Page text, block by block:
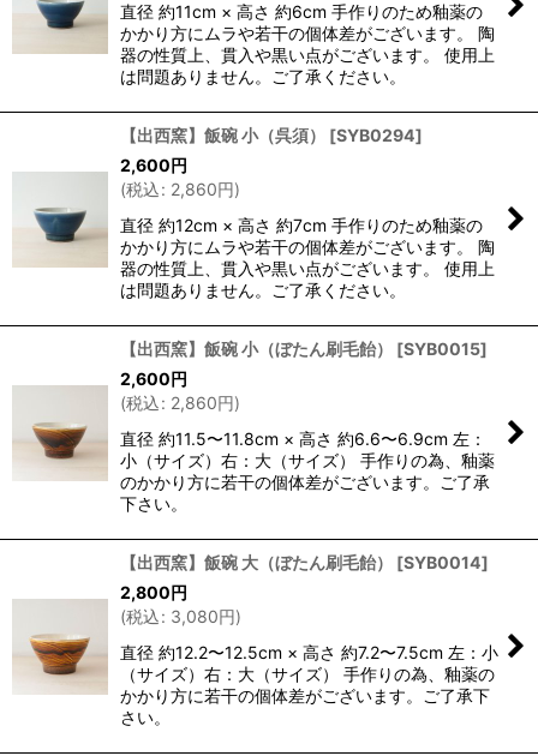
直径 約11cm × 高さ 約6cm 手作りのため釉薬の
かかり方にムラや若干の個体差がございます。 陶
器の性質上、貫入や黒い点がございます。 使用上
は問題ありません。ご了承ください。
【出西窯】飯碗 小（呉須） [SYB0294]
2,600円
(税込: 2,860円)
直径 約12cm × 高さ 約7cm 手作りのため釉薬の
かかり方にムラや若干の個体差がございます。 陶
器の性質上、貫入や黒い点がございます。 使用上
は問題ありません。ご了承ください。
【出西窯】飯碗 小（ぼたん刷毛飴） [SYB0015]
2,600円
(税込: 2,860円)
直径 約11.5〜11.8cm × 高さ 約6.6〜6.9cm 左：
小（サイズ）右：大（サイズ） 手作りの為、釉薬
のかかり方に若干の個体差がございます。ご了承
下さい。
【出西窯】飯碗 大（ぼたん刷毛飴） [SYB0014]
2,800円
(税込: 3,080円)
直径 約12.2〜12.5cm × 高さ 約7.2〜7.5cm 左：小
（サイズ）右：大（サイズ） 手作りの為、釉薬の
かかり方に若干の個体差がございます。ご了承下
さい。